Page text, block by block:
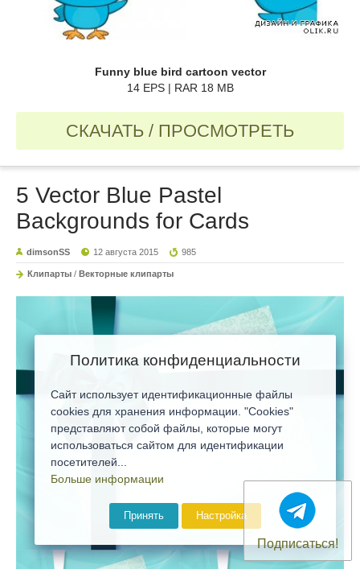
Funny blue bird cartoon vector
14 EPS | RAR 18 MB
СКАЧАТЬ / ПРОСМОТРЕТЬ
5 Vector Blue Pastel
Backgrounds for Cards
dimsonSS 12 августа 2015 985
Клипарты / Векторные клипарты
Подписаться!
Политика конфиденциальности
Сайт использует идентификационные файлы
cookies для хранения информации. "Cookies"
представляют собой файлы, которые могут
использоваться сайтом для идентификации
посетителей...
Больше информации
Принять Настройка